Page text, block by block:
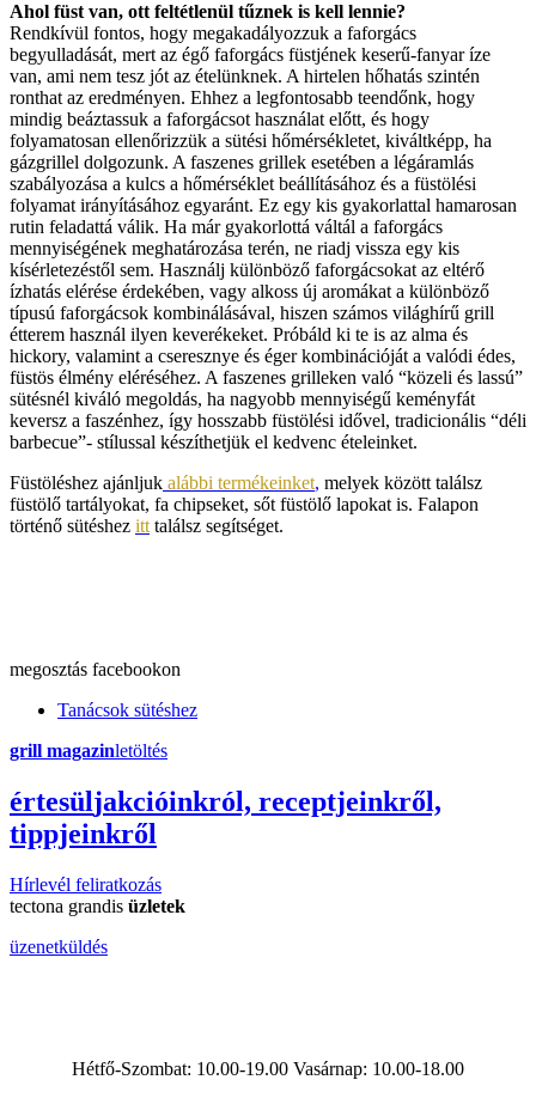
Ahol füst van, ott feltétlenül tűznek is kell lennie?
Rendkívül fontos, hogy megakadályozzuk a faforgács
begyulladását, mert az égő faforgács füstjének keserű-fanyar íze
van, ami nem tesz jót az ételünknek. A hirtelen hőhatás szintén
ronthat az eredményen. Ehhez a legfontosabb teendőnk, hogy
mindig beáztassuk a faforgácsot használat előtt, és hogy
folyamatosan ellenőrizzük a sütési hőmérsékletet, kiváltképp, ha
gázgrillel dolgozunk. A faszenes grillek esetében a légáramlás
szabályozása a kulcs a hőmérséklet beállításához és a füstölési
folyamat irányításához egyaránt. Ez egy kis gyakorlattal hamarosan
rutin feladattá válik. Ha már gyakorlottá váltál a faforgács
mennyiségének meghatározása terén, ne riadj vissza egy kis
kísérletezéstől sem. Használj különböző faforgácsokat az eltérő
ízhatás elérése érdekében, vagy alkoss új aromákat a különböző
típusú faforgácsok kombinálásával, hiszen számos világhírű grill
étterem használ ilyen keverékeket. Próbáld ki te is az alma és
hickory, valamint a cseresznye és éger kombinációját a valódi édes,
füstös élmény eléréséhez. A faszenes grilleken való “közeli és lassú”
sütésnél kiváló megoldás, ha nagyobb mennyiségű keményfát
keversz a faszénhez, így hosszabb füstölési idővel, tradicionális “déli
barbecue”- stílussal készíthetjük el kedvenc ételeinket.
Füstöléshez ajánljuk alábbi termékeinket, melyek között találsz
füstölő tartályokat, fa chipseket, sőt füstölő lapokat is. Falapon
történő sütéshez itt találsz segítséget.
megosztás facebookon
Tanácsok sütéshez
grill magazinletöltés
értesül jakcióinkról, receptjeinkről,
tippjeinkről
Hírlevél feliratkozás
tectona grandis üzletek
üzenetküldés
Hétfő-Szombat: 10.00-19.00 Vasárnap: 10.00-18.00